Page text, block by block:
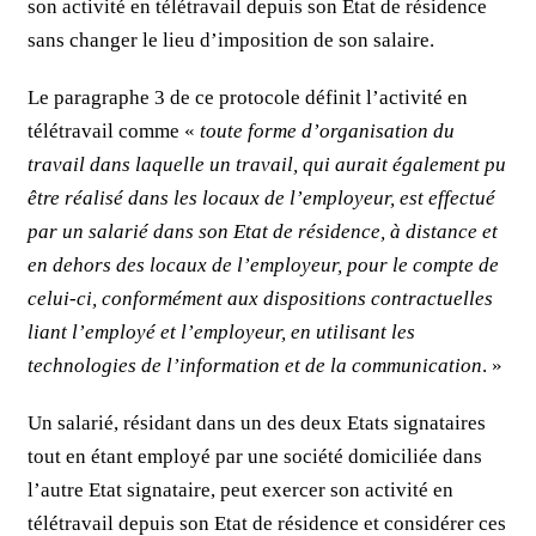
son activité en télétravail depuis son Etat de résidence
sans changer le lieu d’imposition de son salaire.
Le paragraphe 3 de ce protocole définit l’activité en
télétravail comme « toute forme d’organisation du
travail dans laquelle un travail, qui aurait également pu
être réalisé dans les locaux de l’employeur, est effectué
par un salarié dans son Etat de résidence, à distance et
en dehors des locaux de l’employeur, pour le compte de
celui-ci, conformément aux dispositions contractuelles
liant l’employé et l’employeur, en utilisant les
technologies de l’information et de la communication. »
Un salarié, résidant dans un des deux Etats signataires
tout en étant employé par une société domiciliée dans
l’autre Etat signataire, peut exercer son activité en
télétravail depuis son Etat de résidence et considérer ces